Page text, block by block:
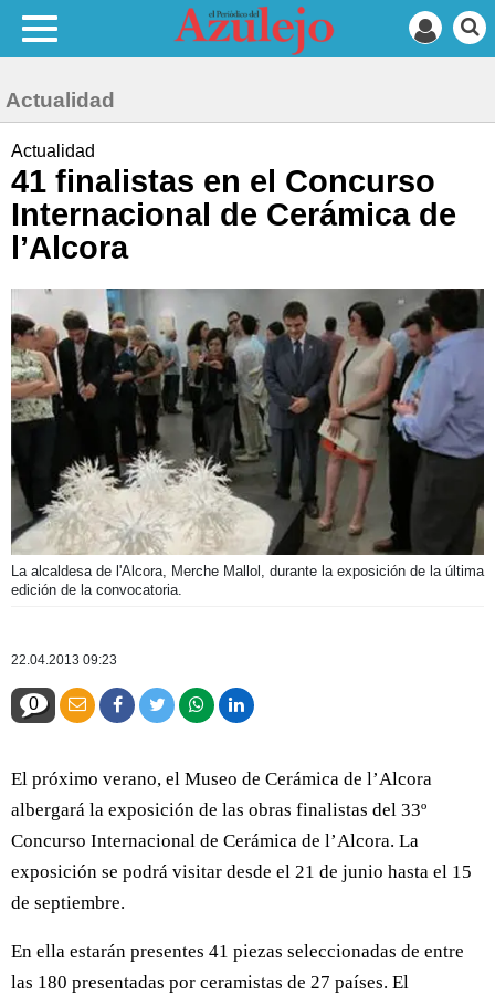
Actualidad
Actualidad
41 finalistas en el Concurso
Internacional de Cerámica de
l’Alcora
La alcaldesa de l'Alcora, Merche Mallol, durante la exposición de la última
edición de la convocatoria.
22.04.2013 09:23
0
El próximo verano, el Museo de Cerámica de l’Alcora
albergará la exposición de las obras finalistas del 33º
Concurso Internacional de Cerámica de l’Alcora. La
exposición se podrá visitar desde el 21 de junio hasta el 15
de septiembre.
En ella estarán presentes 41 piezas seleccionadas de entre
las 180 presentadas por ceramistas de 27 países. El